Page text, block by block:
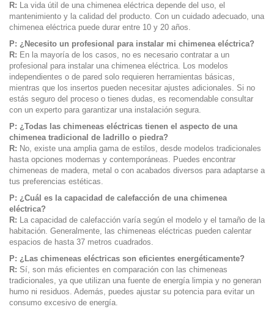
R: La vida útil de una chimenea eléctrica depende del uso, el
mantenimiento y la calidad del producto. Con un cuidado adecuado, una
chimenea eléctrica puede durar entre 10 y 20 años.
P: ¿Necesito un profesional para instalar mi chimenea eléctrica?
R: En la mayoría de los casos, no es necesario contratar a un
profesional para instalar una chimenea eléctrica. Los modelos
independientes o de pared solo requieren herramientas básicas,
mientras que los insertos pueden necesitar ajustes adicionales. Si no
estás seguro del proceso o tienes dudas, es recomendable consultar
con un experto para garantizar una instalación segura.
P: ¿Todas las chimeneas eléctricas tienen el aspecto de una
chimenea tradicional de ladrillo o piedra?
R: No, existe una amplia gama de estilos, desde modelos tradicionales
hasta opciones modernas y contemporáneas. Puedes encontrar
chimeneas de madera, metal o con acabados diversos para adaptarse a
tus preferencias estéticas.
P: ¿Cuál es la capacidad de calefacción de una chimenea
eléctrica?
R: La capacidad de calefacción varía según el modelo y el tamaño de la
habitación. Generalmente, las chimeneas eléctricas pueden calentar
espacios de hasta 37 metros cuadrados.
P: ¿Las chimeneas eléctricas son eficientes energéticamente?
R: Sí, son más eficientes en comparación con las chimeneas
tradicionales, ya que utilizan una fuente de energía limpia y no generan
humo ni residuos. Además, puedes ajustar su potencia para evitar un
consumo excesivo de energía.